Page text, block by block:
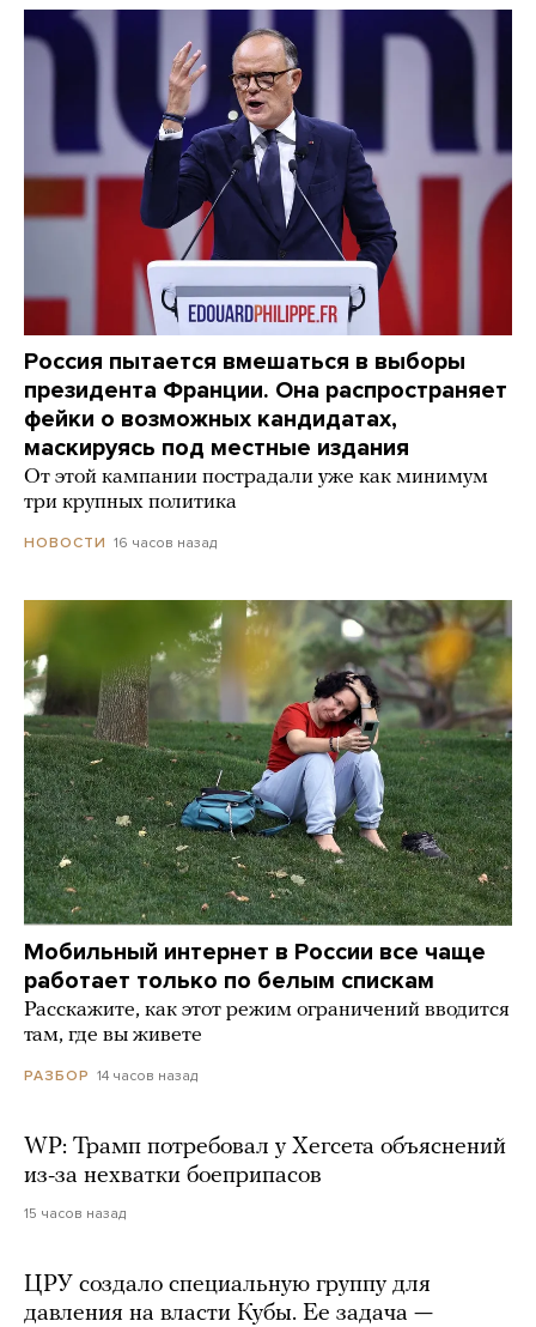
Россия пытается вмешаться в выборы
президента Франции. Она распространяет
фейки о возможных кандидатах,
маскируясь под местные издания
От этой кампании пострадали уже как минимум
три крупных политика
НОВОСТИ 16 часов назад
Мобильный интернет в России все чаще
работает только по белым спискам
Расскажите, как этот режим ограничений вводится
там, где вы живете
РАЗБОР 14 часов назад
WP: Трамп потребовал у Хегсета объяснений
из-за нехватки боеприпасов
15 часов назад
ЦРУ создало специальную группу для
давления на власти Кубы. Ее задача —